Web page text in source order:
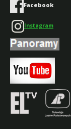
Facebook
Instagram